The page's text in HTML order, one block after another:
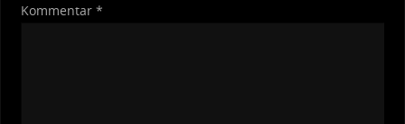
Kommentar *